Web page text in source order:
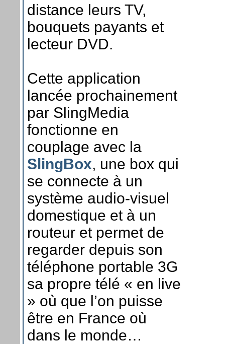
distance leurs TV,
bouquets payants et
lecteur DVD.
Cette application
lancée prochainement
par SlingMedia
fonctionne en
couplage avec la
SlingBox, une box qui
se connecte à un
système audio-visuel
domestique et à un
routeur et permet de
regarder depuis son
téléphone portable 3G
sa propre télé « en live
» où que l’on puisse
être en France où
dans le monde…